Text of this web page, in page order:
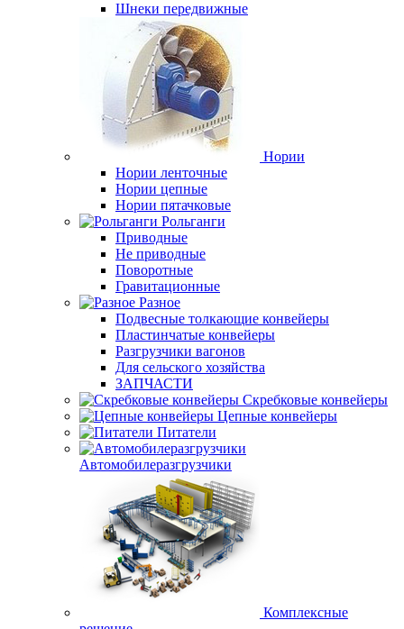
Шнеки передвижные
Нории
Нории ленточные
Нории цепные
Нории пятачковые
Рольганги
Приводные
Не приводные
Поворотные
Гравитационные
Разное
Подвесные толкающие конвейеры
Пластинчатые конвейеры
Разгрузчики вагонов
Для сельского хозяйства
ЗАПЧАСТИ
Скребковые конвейеры
Цепные конвейеры
Питатели
Автомобилеразгрузчики
Комплексные